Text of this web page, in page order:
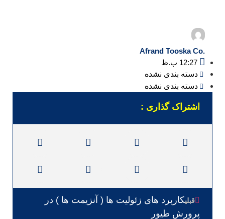
.Afrand Tooska Co
12:27 ب.ظ
دسته بندی نشده
دسته بندی نشده
اشتراک گذاری :
قبلیکاربرد های زئولیت ها ( آنزیمت ها ) در
پرورش طیور